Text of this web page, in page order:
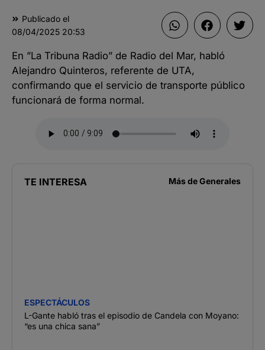
Publicado el
08/04/2025 20:53
En ”La Tribuna Radio” de Radio del Mar, habló
Alejandro Quinteros, referente de UTA,
confirmando que el servicio de transporte público
funcionará de forma normal.
TE INTERESA Más deGenerales
ESPECTÁCULOS
L-Gante habló tras el episodio de Candela con Moyano:
“es una chica sana”